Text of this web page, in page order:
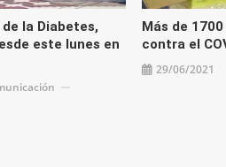
la Diabetes,
este lunes en
Más de
contra el
29/06/2021